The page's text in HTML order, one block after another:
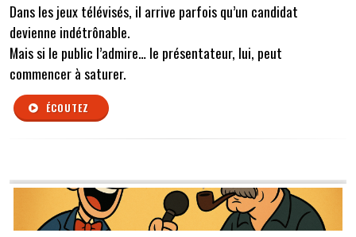
Dans les jeux télévisés, il arrive parfois qu’un candidat
devienne indétrônable.
Mais si le public l’admire… le présentateur, lui, peut
commencer à saturer.
ÉCOUTEZ